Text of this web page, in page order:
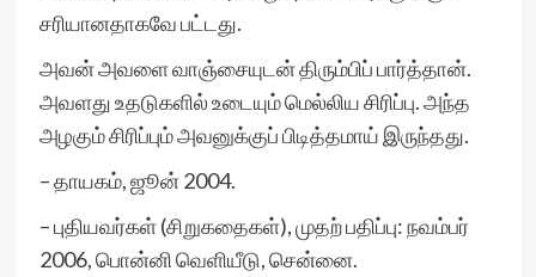
சரியானதாகவே பட்டது.
அவன் அவளை வாஞ்சையுடன் திரும்பிப் பார்த்தான்.
அவளது உதடுகளில் உடையும் மெல்லிய சிரிப்பு. அந்த
அழகும் சிரிப்பும் அவனுக்குப் பிடித்தமாய் இருந்தது.
– தாயகம், ஜூன் 2004.
– புதியவர்கள் (சிறுகதைகள்), முதற் பதிப்பு: நவம்பர்
2006, பொன்னி வெளியீடு, சென்னை.